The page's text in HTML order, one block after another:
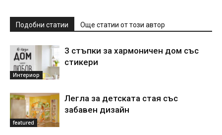
Подобни статии Още статии от този автор
Интериор
3 стъпки за хармоничен дом със
стикери
featured
Легла за детската стая със
забавен дизайн